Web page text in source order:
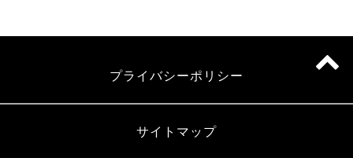
プライバシーポリシー
サイトマップ